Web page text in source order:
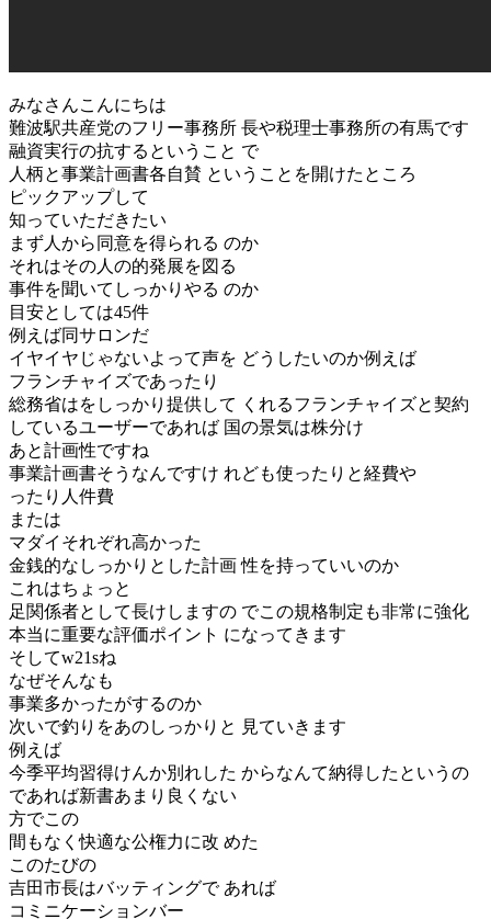
みなさんこんにちは
難波駅共産党のフリー事務所 長や税理士事務所の有馬です
融資実行の抗するということ で
人柄と事業計画書各自賛 ということを開けたところ
ピックアップして
知っていただきたい
まず人から同意を得られる のか
それはその人の的発展を図る
事件を聞いてしっかりやる のか
目安としては45件
例えば同サロンだ
イヤイヤじゃないよって声を どうしたいのか例えば
フランチャイズであったり
総務省はをしっかり提供して くれるフランチャイズと契約
しているユーザーであれば 国の景気は株分け
あと計画性ですね
事業計画書そうなんですけ れども使ったりと経費や
ったり人件費
または
マダイそれぞれ高かった
金銭的なしっかりとした計画 性を持っていいのか
これはちょっと
足関係者として長けしますの でこの規格制定も非常に強化
本当に重要な評価ポイント になってきます
そしてw21sね
なぜそんなも
事業多かったがするのか
次いで釣りをあのしっかりと 見ていきます
例えば
今季平均習得けんか別れした からなんて納得したというの
であれば新書あまり良くない
方でこの
間もなく快適な公権力に改 めた
このたびの
吉田市長はバッティングで あれば
コミニケーションバー